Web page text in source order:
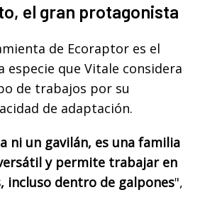
el gran protagonista
de Ecoraptor es el
especie que Vitale considera
de trabajos por su
de adaptación.
ni un gavilán, es una familia
y permite trabajar en
incluso dentro de galpones",